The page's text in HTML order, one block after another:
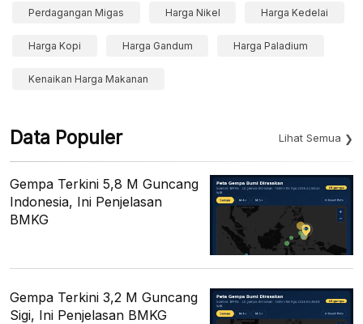
Perdagangan Migas Harga Nikel Harga Kedelai
Harga Kopi Harga Gandum Harga Paladium
Kenaikan Harga Makanan
Data Populer Lihat Semua
Gempa Terkini 5,8 M Guncang
Indonesia, Ini Penjelasan
BMKG
Gempa Terkini 3,2 M Guncang
Sigi, Ini Penjelasan BMKG